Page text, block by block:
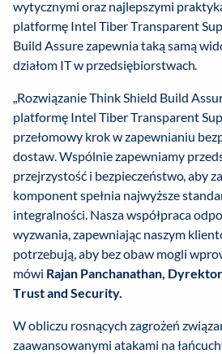
wytycznymi oraz najlepszymi
platformę Intel Tiber Transparent
Build Assure zapewnia taką samą
działom IT w przedsiębiorstwach.
„Rozwiązanie Think Shield Build
platformę Intel Tiber Transparent
przełomowy krok w zapewnianiu
dostaw. Wspólnie zapewniamy
przejrzystość i bezpieczeństwo, aby
komponent spełnia najwyższe
integralności. Nasza współpraca
wyzwania, zapewniając naszym
potrzebują, aby bez obaw mogli
mówi Rajan Panchanathan,
Trust and Security.
W obliczu rosnących zagrożeń
zaawansowanymi atakami na